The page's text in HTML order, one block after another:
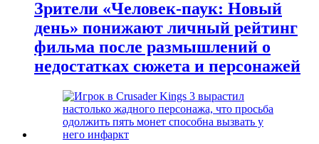
Зрители «Человек-паук: Новый
день» понижают личный рейтинг
фильма после размышлений о
недостатках сюжета и персонажей